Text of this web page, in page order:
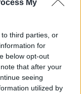
My
third parties, or
for
below opt-out
that after your
seeing
utilized by
3
pieczenie
u Was po
miałyście
rodziny i